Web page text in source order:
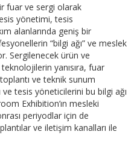
fuar ve sergi olarak
yönetimi, tesis
alanlarında geniş bir
“bilgi ağı” ve meslek
Sergilenecek ürün ve
yanısıra, fuar
ve teknik sunum
tesis yöneticilerini bu bilgi ağı
Exhibition’ın mesleki
periyodlar için de
ve iletişim kanalları ile